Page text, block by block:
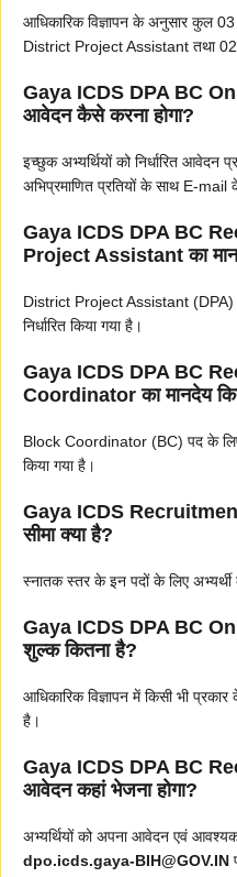
आधिकारिक विज्ञापन के अनुसार कुल
District Project Assistant तथा
Gaya ICDS DPA BC
आवेदन कैसे करना होगा?
इच्छुक अभ्यर्थियों को निर्धारित
अभिप्रमाणित प्रतियों के साथ E-mail
Gaya ICDS DPA BC
Project Assistant का
District Project Assistant (DPA)
निर्धारित किया गया है।
Gaya ICDS DPA BC
Coordinator का मानदेय
Block Coordinator (BC) पद के लिए
किया गया है।
Gaya ICDS
सीमा क्या है?
स्नातक स्तर के इन पदों के लिए अभ्यर्थी
Gaya ICDS DPA BC
शुल्क कितना है?
आधिकारिक विज्ञापन में किसी भी
है।
Gaya ICDS DPA BC
आवेदन कहां भेजना होगा?
अभ्यर्थियों को अपना आवेदन एवं
dpo.icds.gaya-BIH@GOV.IN